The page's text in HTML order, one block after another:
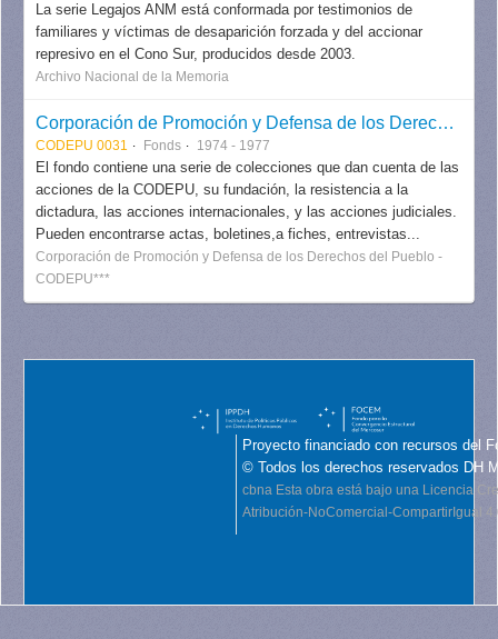
La serie Legajos ANM está conformada por testimonios de
familiares y víctimas de desaparición forzada y del accionar
represivo en el Cono Sur, producidos desde 2003.
Archivo Nacional de la Memoria
Corporación de Promoción y Defensa de los Derechos del Pueblo CODEPU
CODEPU 0031 Fonds 1974 - 1977
El fondo contiene una serie de colecciones que dan cuenta de las
acciones de la CODEPU, su fundación, la resistencia a la
dictadura, las acciones internacionales, y las acciones judiciales.
Pueden encontrarse actas, boletines,a fiches, entrevistas...
Corporación de Promoción y Defensa de los Derechos del Pueblo -
CODEPU***
Proyecto financiado con recursos del
© Todos los derechos reservados DH
cbna Esta obra está bajo una Licencia
Atribución-NoComercial-CompartirIgual